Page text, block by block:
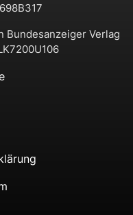
Bundesanzeiger Verlag